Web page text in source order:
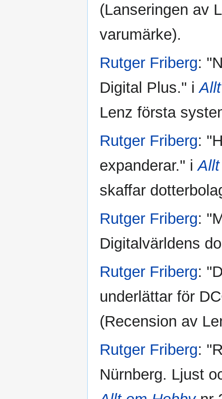
(Lanseringen av
varumärke).
Rutger Friberg:
Digital Plus." i
Lenz första
Rutger Friberg:
expanderar." i
skaffar
Rutger Friberg:
Digitalvärldens
Rutger Friberg:
underlättar för
(Recension av
Rutger Friberg:
Nürnberg. Ljust